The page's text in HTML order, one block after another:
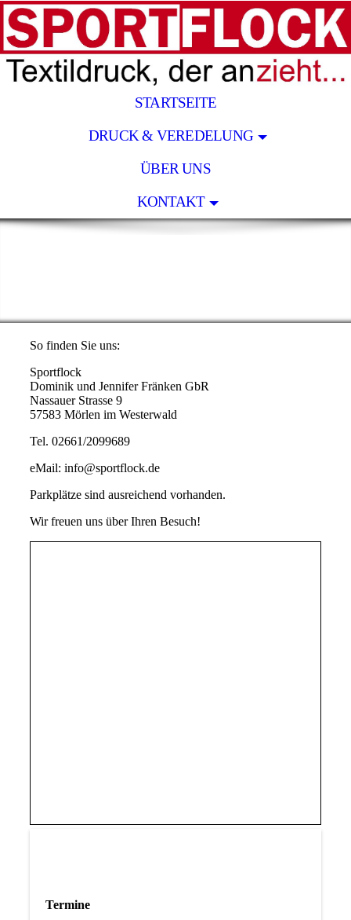
STARTSEITE
DRUCK & VEREDELUNG
ÜBER UNS
KONTAKT
So finden Sie uns:
Sportflock
Dominik und Jennifer Fränken GbR
Nassauer Strasse 9
57583 Mörlen im Westerwald
Tel. 02661/2099689
eMail: info@sportflock.de
Parkplätze sind ausreichend vorhanden.
Wir freuen uns über Ihren Besuch!
Termine